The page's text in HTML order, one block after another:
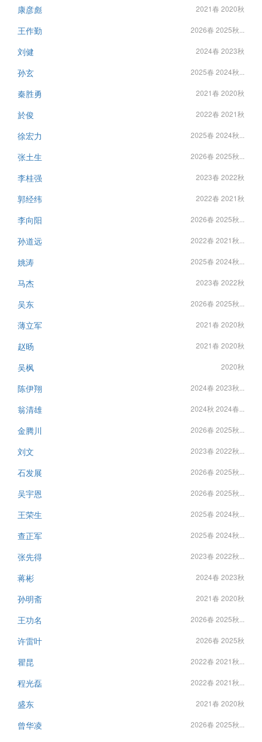
康彦彪 2021春 2020秋
王作勤 2026春 2025秋...
刘健 2024春 2023秋
孙玄 2025春 2024秋...
秦胜勇 2021春 2020秋
於俊 2022春 2021秋
徐宏力 2025春 2024秋...
张土生 2026春 2025秋...
李桂强 2023春 2022秋
郭经纬 2022春 2021秋
李向阳 2026春 2025秋...
孙道远 2022春 2021秋...
姚涛 2025春 2024秋...
马杰 2023春 2022秋
吴东 2026春 2025秋...
薄立军 2021春 2020秋
赵旸 2021春 2020秋
吴枫 2020秋
陈伊翔 2024春 2023秋...
翁清雄 2024秋 2024春...
金腾川 2026春 2025秋...
刘文 2023春 2022秋...
石发展 2026春 2025秋...
吴宇恩 2026春 2025秋...
王荣生 2025春 2024秋...
查正军 2025春 2024秋...
张先得 2023春 2022秋...
蒋彬 2024春 2023秋
孙明斋 2021春 2020秋
王功名 2026春 2025秋...
许雷叶 2026春 2025秋
瞿昆 2022春 2021秋...
程光磊 2022春 2021秋...
盛东 2021春 2020秋
曾华凌 2026春 2025秋...